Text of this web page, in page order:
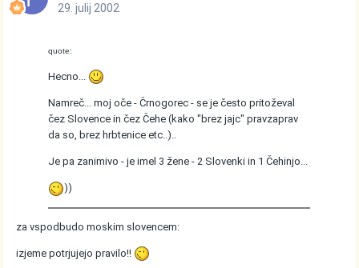
29. julij 2002
quote:
Hecno...
Namreč... moj oče - Črnogorec - se je često pritoževal
čez Slovence in čez Čehe (kako "brez jajc" pravzaprav
da so, brez hrbtenice etc..)..
Je pa zanimivo - je imel 3 žene - 2 Slovenki in 1 Čehinjo...
))
za vspodbudo moskim slovencem:
izjeme potrjujejo pravilo!!